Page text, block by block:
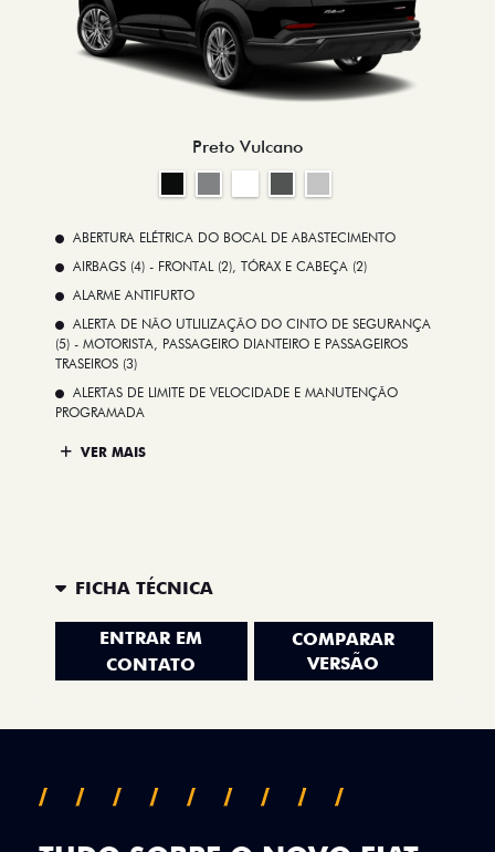
Preto Vulcano
ABERTURA ELÉTRICA DO BOCAL DE ABASTECIMENTO
AIRBAGS (4) - FRONTAL (2), TÓRAX E CABEÇA (2)
ALARME ANTIFURTO
ALERTA DE NÃO UTLILIZAÇÃO DO CINTO DE SEGURANÇA
(5) - MOTORISTA, PASSAGEIRO DIANTEIRO E PASSAGEIROS
TRASEIROS (3)
ALERTAS DE LIMITE DE VELOCIDADE E MANUTENÇÃO
PROGRAMADA
VER MAIS
FICHA TÉCNICA
ENTRAR EM
CONTATO
COMPARAR
VERSÃO